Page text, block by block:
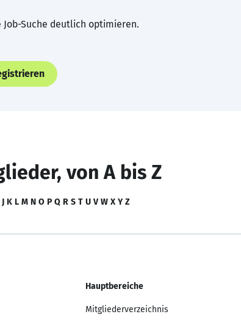
Suche deutlich optimieren.
von A bis Z
J K L M N O P Q R S T U V W X Y Z
Hauptbereiche
Mitgliederverzeichnis